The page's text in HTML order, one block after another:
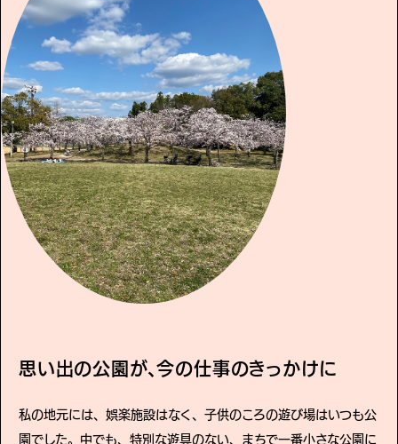
思い出の公園が、今の仕事のきっかけに
私の地元には、娯楽施設はなく、子供のころの遊び場はいつも公
園でした。中でも、特別な遊具のない、まちで一番小さな公園に